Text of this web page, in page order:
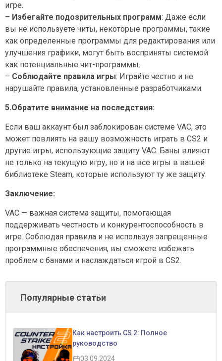
игре.
– Избегайте подозрительных программ: Даже если
вы не используете читы, некоторые программы, такие
как определенные программы для редактирования или
улучшения графики, могут быть восприняты системой
как потенциальные чит-программы.
– Соблюдайте правила игры: Играйте честно и не
нарушайте правила, установленные разработчиками.
5.Обратите внимание на последствия:
Если ваш аккаунт был заблокирован системе VAC, это
может повлиять на вашу возможность играть в CS2 и
другие игры, использующие защиту VAC. Баны влияют
не только на текущую игру, но и на все игры в вашей
библиотеке Steam, которые используют ту же защиту.
Заключение:
VAC — важная система защиты, помогающая
поддерживать честность и конкурентоспособность в
игре. Соблюдая правила и не используя запрещенные
программные обеспечения, вы сможете избежать
проблем с банами и наслаждаться игрой в CS2.
Популярные статьи
Как настроить CS 2: Полное
руководство
03.09.2024